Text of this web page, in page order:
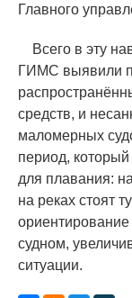
Главного
Всего в эту
ГИМС выявили
средств, и
маломерных
период,
для плавания:
на реках стоят
судном,
ситуации.